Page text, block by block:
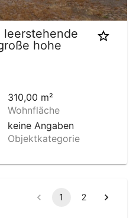
leerstehende
hohe
310,00 m²
Wohnfläche
keine Angaben
Objektkategorie
1 2